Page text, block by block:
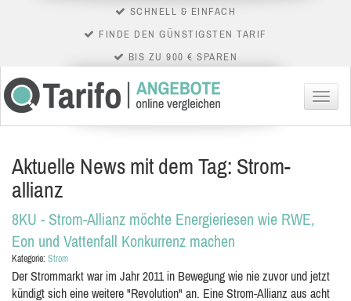
SCHNELL & EINFACH
FINDE DEN GÜNSTIGSTEN TARIF
BIS ZU 900 € SPAREN
Menü
Aktuelle News mit dem Tag: Strom-
allianz
8KU - Strom-Allianz möchte Energieriesen wie RWE,
Eon und Vattenfall Konkurrenz machen
Kategorie: Strom
Der Strommarkt war im Jahr 2011 in Bewegung wie nie zuvor und jetzt
kündigt sich eine weitere "Revolution" an. Eine Strom-Allianz aus acht